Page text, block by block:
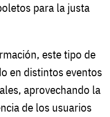
para la justa
este tipo de
en distintos eventos
aprovechando la
de los usuarios